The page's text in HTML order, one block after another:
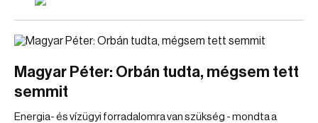
Magyar Péter: Orbán tudta, mégsem tett
semmit
Energia- és vízügyi forradalomra van szükség - mondta a